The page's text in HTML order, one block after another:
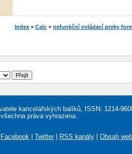
Index » Calc » nefunkční ovládací prvky
kancelářských balíků, ISSN: 1214-
práva vyhrazena.
Facebook Twitter| RSS kanály Obsah